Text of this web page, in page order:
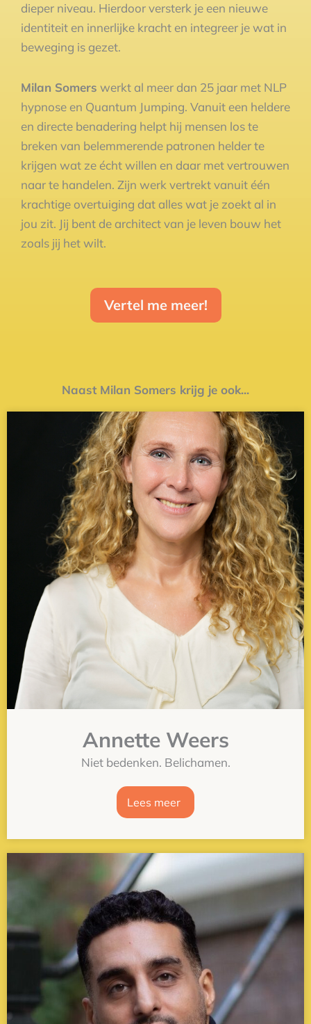
dieper niveau. Hierdoor versterk je een nieuwe
identiteit en innerlijke kracht en integreer je wat in
beweging is gezet.
Milan Somers werkt al meer dan 25 jaar met NLP
hypnose en Quantum Jumping. Vanuit een heldere
en directe benadering helpt hij mensen los te
breken van belemmerende patronen helder te
krijgen wat ze écht willen en daar met vertrouwen
naar te handelen. Zijn werk vertrekt vanuit één
krachtige overtuiging dat alles wat je zoekt al in
jou zit. Jij bent de architect van je leven bouw het
zoals jij het wilt.
Vertel me meer!
Naast Milan Somers krijg je ook...
Annette Weers
Niet bedenken. Belichamen.
Lees meer